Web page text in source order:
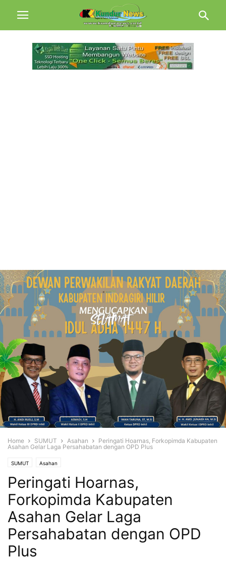
Home SUMUT Asahan
Peringati Hoarnas, Forkopimda Kabupaten
Asahan Gelar Laga Persahabatan dengan OPD Plus
SUMUT Asahan
Peringati Hoarnas,
Forkopimda Kabupaten
Asahan Gelar Laga
Persahabatan dengan OPD
Plus